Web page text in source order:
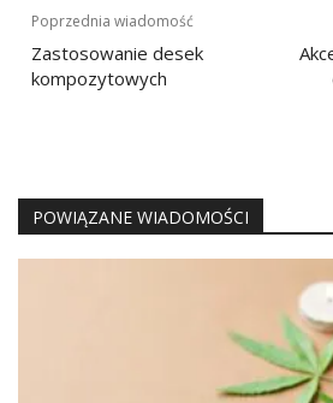
Nawigacja
wpisu
Poprzednia wiadomość
Zastosowanie desek
kompozytowych
POWIĄZANE WIADOMOŚCI